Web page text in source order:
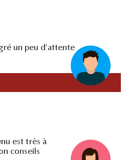
un peu d'attente
est très à
conseils